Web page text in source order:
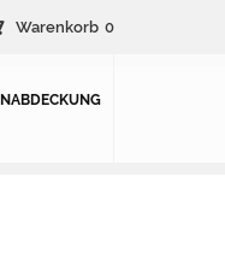
Warenkorb 0